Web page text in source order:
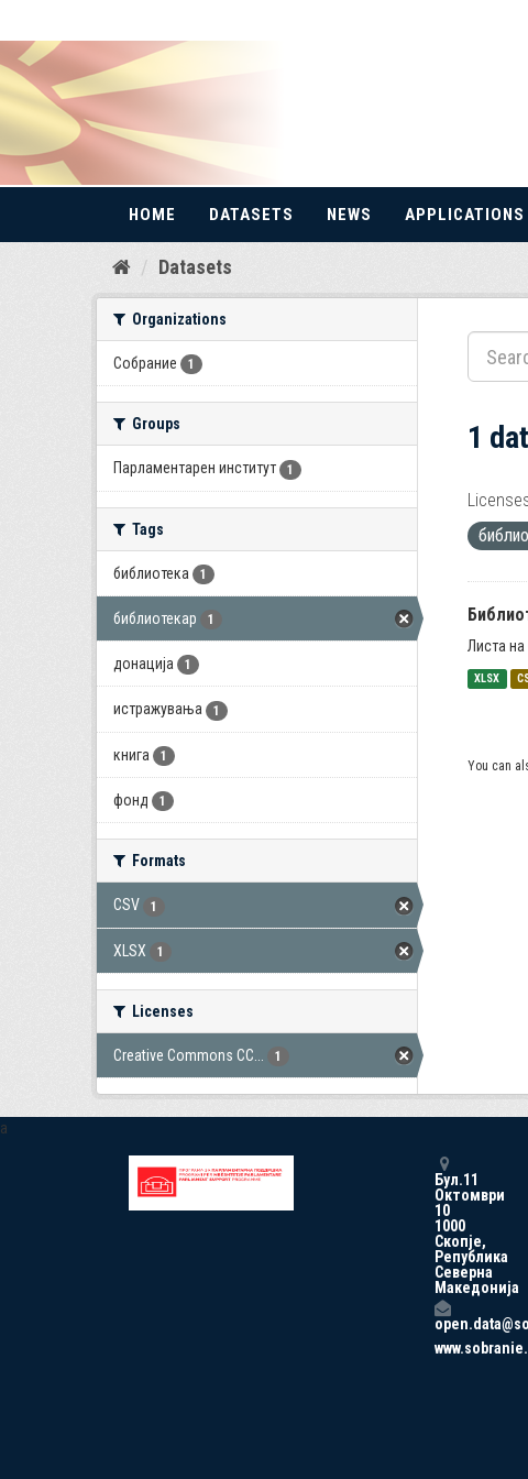
Skip
HOME DATASETS NEWS APPLICATIONS
Datasets
Organizations
Собрание 1
Groups
Парламентарен институт 1
Tags
библиотека 1
библиотекар 1
донација 1
истражувања 1
книга 1
фонд 1
Formats
CSV 1
XLSX 1
Licenses
Creative Commons CC... 1
1
Листа
XLSX
You can
a
Бул.11
Октомври
10
1000
Скопје,
Република
Северна
Македонија